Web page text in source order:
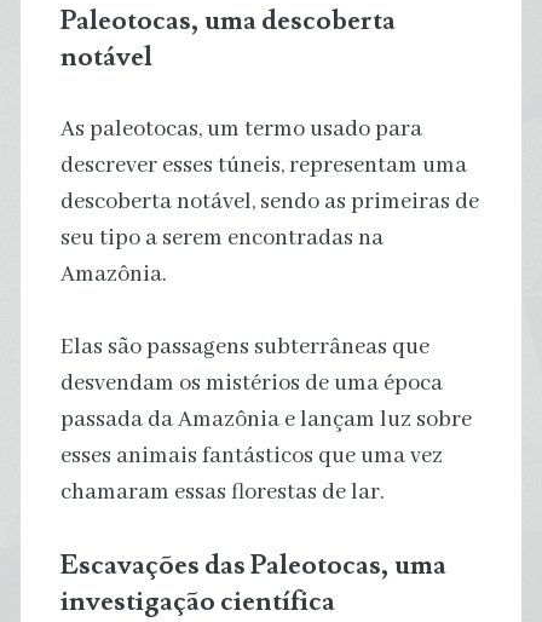
Paleotocas, uma descoberta
notável
As paleotocas, um termo usado para
descrever esses túneis, representam uma
descoberta notável, sendo as primeiras de
seu tipo a serem encontradas na
Amazônia.
Elas são passagens subterrâneas que
desvendam os mistérios de uma época
passada da Amazônia e lançam luz sobre
esses animais fantásticos que uma vez
chamaram essas florestas de lar.
Escavações das Paleotocas, uma
investigação científica